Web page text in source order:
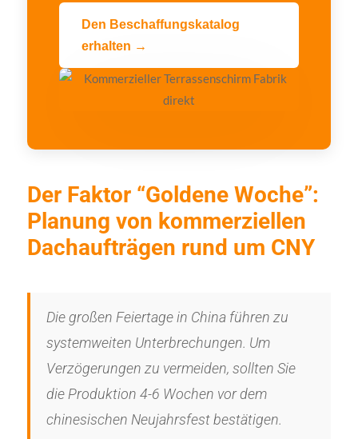
Den Beschaffungskatalog
erhalten →
Der Faktor “Goldene Woche”:
Planung von kommerziellen
Dachaufträgen rund um CNY
Die großen Feiertage in China führen zu
systemweiten Unterbrechungen. Um
Verzögerungen zu vermeiden, sollten Sie
die Produktion 4-6 Wochen vor dem
chinesischen Neujahrsfest bestätigen.